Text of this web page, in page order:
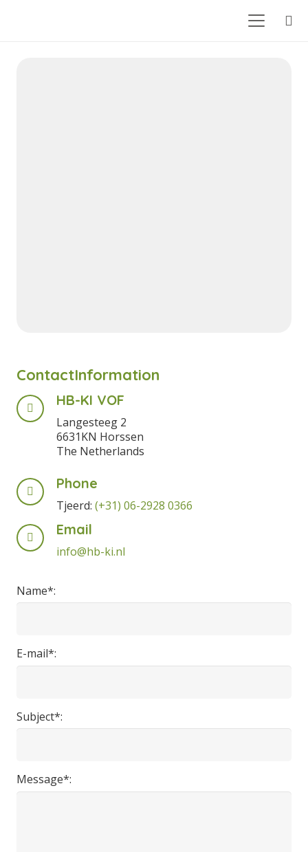
ContactInformation
HB-KI VOF
Langesteeg 2
6631KN Horssen
The Netherlands
Phone
Tjeerd:(+31) 06-2928 0366
Email
info@hb-ki.nl
Name*:
E-mail*:
Subject*:
Message*: